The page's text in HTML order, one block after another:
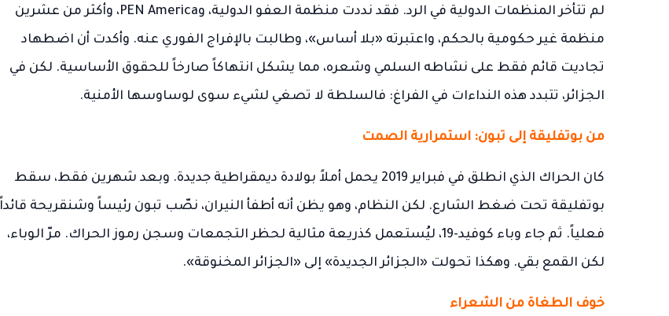
لم تتأخر المنظمات الدولية في الرد. فقد نددت منظمة العفو الدولية، وPEN America، وأكثر من عشرين
منظمة غير حكومية بالحكم، واعتبرته «بلا أساس»، وطالبت بالإفراج الفوري عنه. وأكدت أن اضطهاد
تجاديت قائم فقط على نشاطه السلمي وشعره، مما يشكل انتهاكاً صارخاً للحقوق الأساسية. لكن في
الجزائر، تتبدد هذه النداءات في الفراغ: فالسلطة لا تصغي لشيء سوى لوساوسها الأمنية.
من بوتفليقة إلى تبون: استمرارية الصمت
كان الحراك الذي انطلق في فبراير 2019 يحمل أملاً بولادة ديمقراطية جديدة. وبعد شهرين فقط، سقط
بوتفليقة تحت ضغط الشارع. لكن النظام، وهو يظن أنه أطفأ النيران، نصّب تبون رئيساً وشنقريحة قائداً
فعلياً. ثم جاء وباء كوفيد-19، ليُستعمل كذريعة مثالية لحظر التجمعات وسجن رموز الحراك. مرّ الوباء،
لكن القمع بقي. وهكذا تحولت «الجزائر الجديدة» إلى «الجزائر المخنوقة».
خوف الطغاة من الشعراء